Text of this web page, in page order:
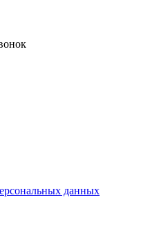
данных